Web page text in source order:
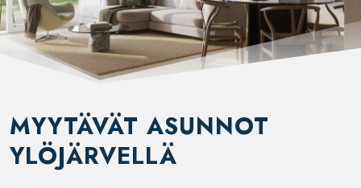
MYYTÄVÄT ASUNNOT
YLÖJÄRVELLÄ